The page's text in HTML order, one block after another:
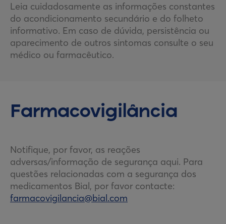
Leia cuidadosamente as informações constantes
do acondicionamento secundário e do folheto
informativo. Em caso de dúvida, persistência ou
aparecimento de outros sintomas consulte o seu
médico ou farmacêutico.
Farmacovigilância
Notifique, por favor, as reações
adversas/informação de segurança aqui. Para
questões relacionadas com a segurança dos
medicamentos Bial, por favor contacte:
farmacovigilancia@bial.com